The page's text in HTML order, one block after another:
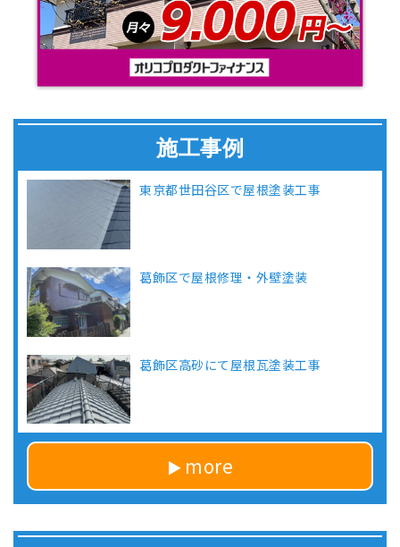
施工事例
東京都世田谷区で屋根塗装工事
葛飾区で屋根修理・外壁塗装
葛飾区高砂にて屋根瓦塗装工事
more